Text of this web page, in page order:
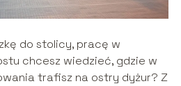
do stolicy, pracę w
chcesz wiedzieć, gdzie w
trafisz na ostry dyżur? Z